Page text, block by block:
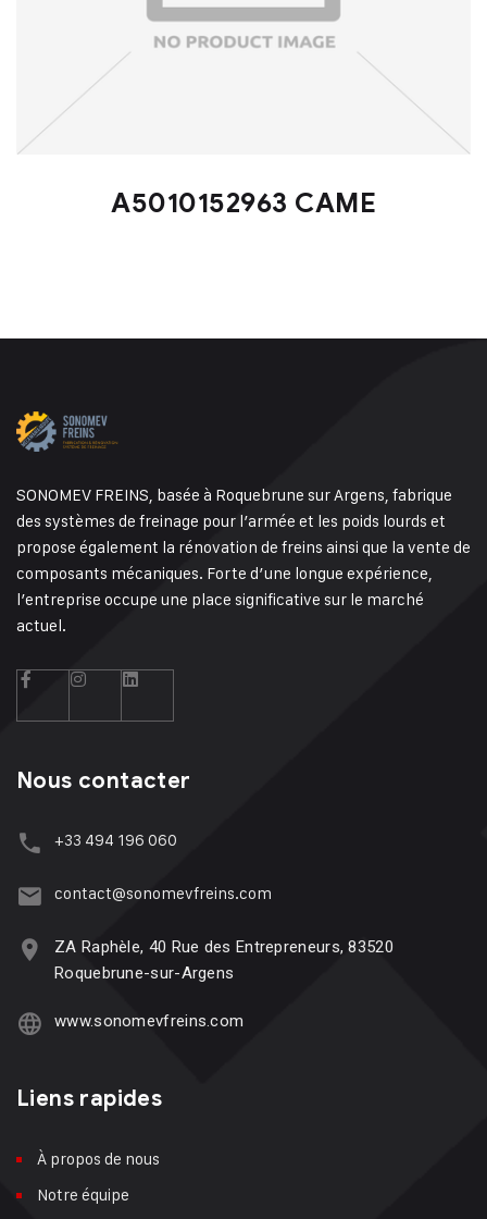
A5010152963 CAME
SONOMEV FREINS, basée à Roquebrune sur Argens, fabrique
des systèmes de freinage pour l’armée et les poids lourds et
propose également la rénovation de freins ainsi que la vente de
composants mécaniques. Forte d’une longue expérience,
l’entreprise occupe une place significative sur le marché
actuel.
Nous contacter
+33 494 196 060
contact@sonomevfreins.com
ZA Raphèle, 40 Rue des Entrepreneurs, 83520
Roquebrune-sur-Argens
www.sonomevfreins.com
Liens rapides
À propos de nous
Notre équipe